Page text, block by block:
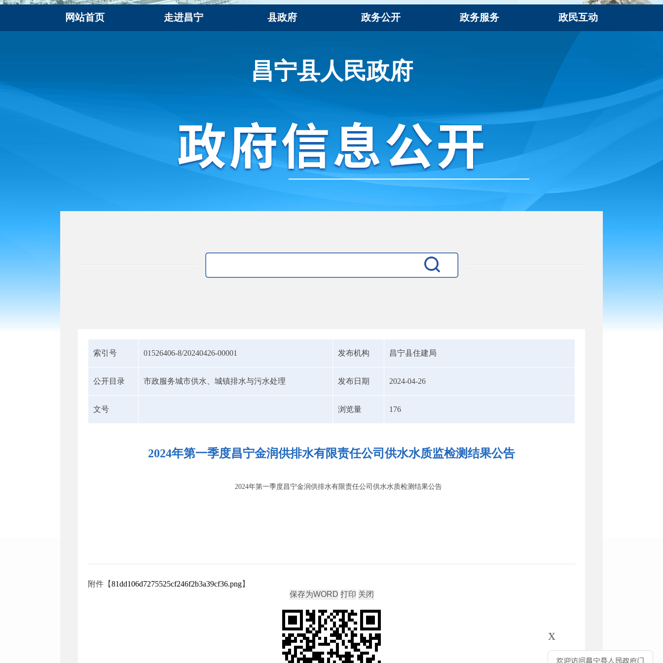
x
网站首页 走进昌宁 县政府 政务公开 政务服务 政民互动
昌宁县人民政府
索引号 01526406-8/20240426-00001 发布机构 昌宁县住建局
公开目录 市政服务城市供水、城镇排水与污水处理 发布日期 2024-04-26
文号 浏览量 176
2024年第一季度昌宁金润供排水有限责任公司供水水质监检测结果公告
2024年第一季度昌宁金润供排水有限责任公司供水水质检测结果公告
附件【81dd106d7275525cf246f2b3a39cf36.png】